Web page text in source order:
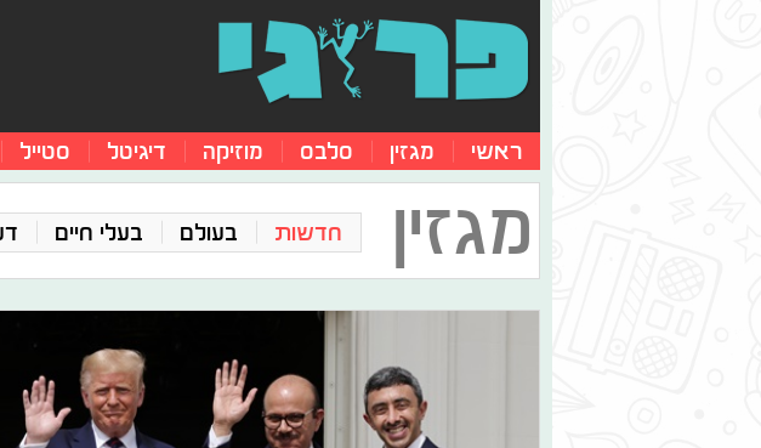
ראשי מגזין סלבס מוזיקה דיגיטל סטייל
מגזין חדשות בעולם בעלי חיים